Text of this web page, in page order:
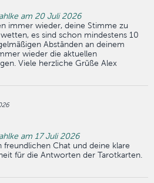
am 20 Juli 2026
immer wieder, deine Stimme zu
es sind schon mindestens 10
Abständen an deinem
wieder die aktuellen
Viele herzliche Grüße Alex
am 17 Juli 2026
freundlichen Chat und deine klare
für die Antworten der Tarotkarten.